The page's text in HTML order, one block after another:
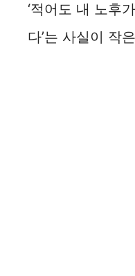
‘적어도 내 노후
다’는 사실이 작